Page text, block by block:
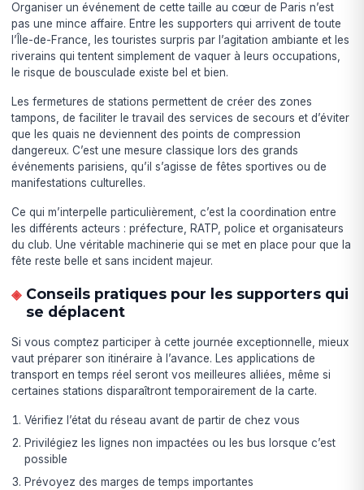
Organiser un événement de cette taille au cœur de Paris n’est
pas une mince affaire. Entre les supporters qui arrivent de toute
l’Île-de-France, les touristes surpris par l’agitation ambiante et les
riverains qui tentent simplement de vaquer à leurs occupations,
le risque de bousculade existe bel et bien.
Les fermetures de stations permettent de créer des zones
tampons, de faciliter le travail des services de secours et d’éviter
que les quais ne deviennent des points de compression
dangereux. C’est une mesure classique lors des grands
événements parisiens, qu’il s’agisse de fêtes sportives ou de
manifestations culturelles.
Ce qui m’interpelle particulièrement, c’est la coordination entre
les différents acteurs : préfecture, RATP, police et organisateurs
du club. Une véritable machinerie qui se met en place pour que la
fête reste belle et sans incident majeur.
Conseils pratiques pour les supporters qui
se déplacent
Si vous comptez participer à cette journée exceptionnelle, mieux
vaut préparer son itinéraire à l’avance. Les applications de
transport en temps réel seront vos meilleures alliées, même si
certaines stations disparaîtront temporairement de la carte.
Vérifiez l’état du réseau avant de partir de chez vous
Privilégiez les lignes non impactées ou les bus lorsque c’est
possible
Prévoyez des marges de temps importantes